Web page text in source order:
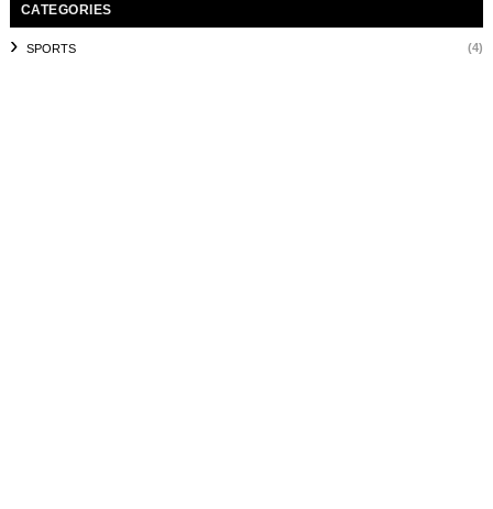
CATEGORIES
SPORTS (4)